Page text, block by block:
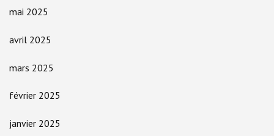
mai 2025
avril 2025
mars 2025
février 2025
janvier 2025